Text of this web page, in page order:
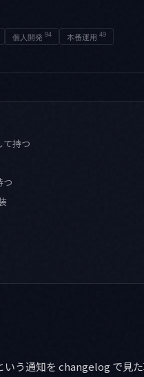
個人開発 94 本番運用 49
て持つ
つ
う通知を changelog で見